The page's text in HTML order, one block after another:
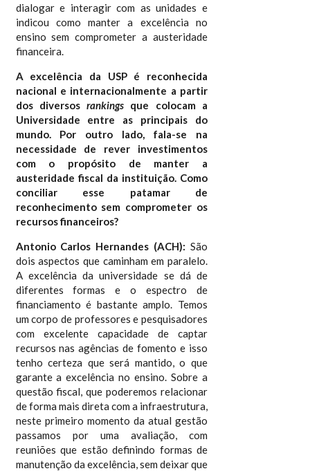
dialogar e interagir com as unidades e
indicou como manter a excelência no
ensino sem comprometer a austeridade
financeira.
A excelência da USP é reconhecida
nacional e internacionalmente a partir
dos diversosrankings que colocam a
Universidade entre as principais do
mundo. Por outro lado, fala-se na
necessidade de rever investimentos
com o propósito de manter a
austeridade fiscal da instituição. Como
conciliar esse patamar de
reconhecimento sem comprometer os
recursos financeiros?
Antonio Carlos Hernandes (ACH): São
dois aspectos que caminham em paralelo.
A excelência da universidade se dá de
diferentes formas e o espectro de
financiamento é bastante amplo. Temos
um corpo de professores e pesquisadores
com excelente capacidade de captar
recursos nas agências de fomento e isso
tenho certeza que será mantido, o que
garante a excelência no ensino. Sobre a
questão fiscal, que poderemos relacionar
de forma mais direta com a infraestrutura,
neste primeiro momento da atual gestão
passamos por uma avaliação, com
reuniões que estão definindo formas de
manutenção da excelência, sem deixar que